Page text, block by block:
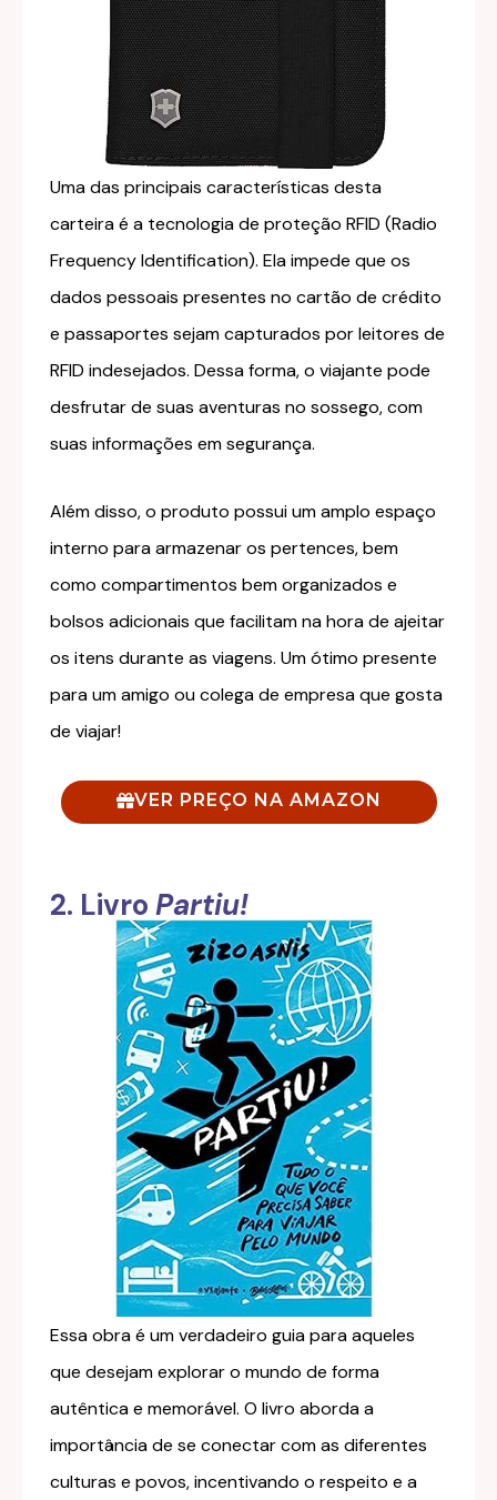
Uma das principais características desta
carteira é a tecnologia de proteção RFID (Radio
Frequency Identification). Ela impede que os
dados pessoais presentes no cartão de crédito
e passaportes sejam capturados por leitores de
RFID indesejados. Dessa forma, o viajante pode
desfrutar de suas aventuras no sossego, com
suas informações em segurança.
Além disso, o produto possui um amplo espaço
interno para armazenar os pertences, bem
como compartimentos bem organizados e
bolsos adicionais que facilitam na hora de ajeitar
os itens durante as viagens. Um ótimo presente
para um amigo ou colega de empresa que gosta
de viajar!
VER PREÇO NA AMAZON
2. Livro Partiu!
Essa obra é um verdadeiro guia para aqueles
que desejam explorar o mundo de forma
autêntica e memorável. O livro aborda a
importância de se conectar com as diferentes
culturas e povos, incentivando o respeito e a